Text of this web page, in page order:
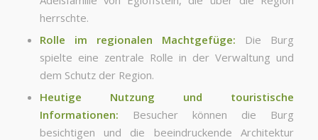
herrschte.
Rolle im regionalen Machtgefüge: Die Burg
spielte eine zentrale Rolle in der Verwaltung und
dem Schutz der Region.
Heutige Nutzung und touristische
Informationen: Besucher können die Burg
besichtigen und die beeindruckende Architektur